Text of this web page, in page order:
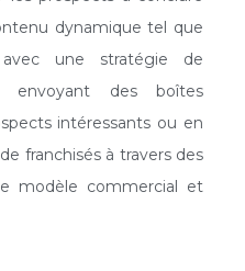
dynamique tel que
une stratégie de
envoyant des boîtes
intéressants ou en
franchisés à travers des
modèle commercial et